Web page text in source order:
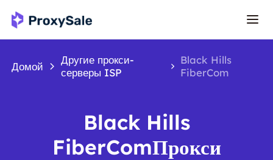
Домой
Другие прокси-
серверы ISP
Black Hills
FiberCom
Black Hills
FiberComПрокси